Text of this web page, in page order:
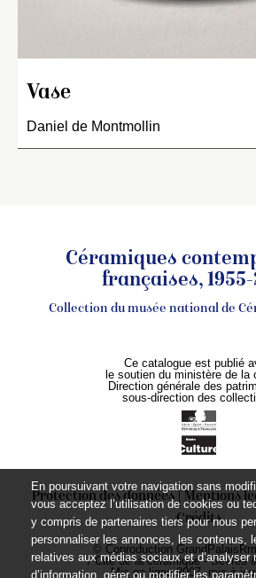
Vase
Daniel de Montmollin
Céramiques
françaises,
Collection du musée national de
Ce catalogue est publié
le soutien du ministère de la
Direction générale des
sous-direction des
Protection des données Mentions
Crédits
© Coproduction
/ Cité de la céramique - Sèvres
Mis en ligne 2007, mis à
En poursuivant votre navigation sans
vous acceptez l’utilisation de cookies ou
y compris de partenaires tiers pour nous
personnaliser les annonces, les contenus,
relatives aux médias sociaux et d’analyser
d’information, gérer ou modifier les